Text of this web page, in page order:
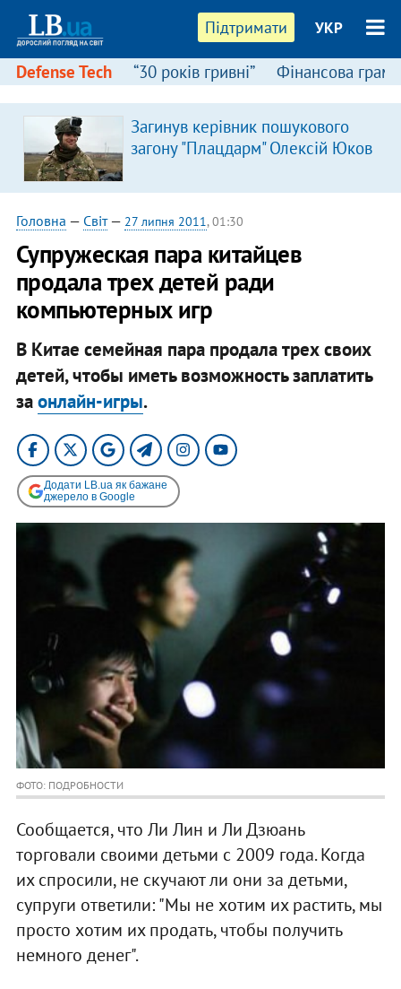
Підтримати УКР
Defense Tech “30 років гривні” Фінансова
Загинув керівник пошукового
загону "Плацдарм" Олексій Юков
Головна — Світ— 27 липня 2011, 01:30
Супружеская пара китайцев
продала трех детей ради
компьютерных игр
В Китае семейная пара продала трех своих
детей, чтобы иметь возможность заплатить
заонлайн-игры.
Додати LB.ua як бажане
джерело в Google
ФОТО: ПОДРОБНОСТИ
Сообщается, что Ли Лин и Ли Дзюань
торговали своими детьми с 2009 года. Когда
их спросили, не скучают ли они за детьми,
супруги ответили: "Мы не хотим их растить, мы
просто хотим их продать, чтобы получить
немного денег".